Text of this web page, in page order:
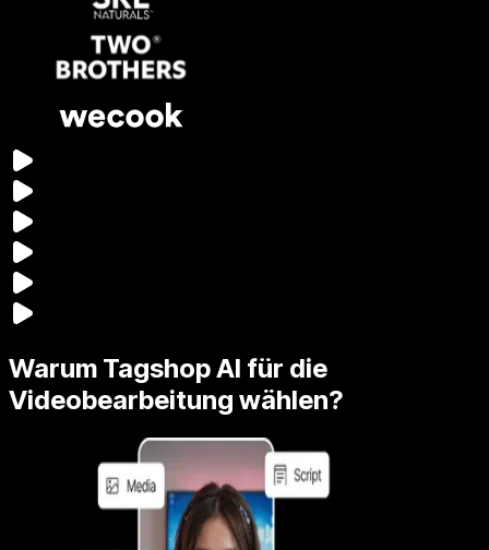
Warum Tagshop AI für die
Videobearbeitung wählen?